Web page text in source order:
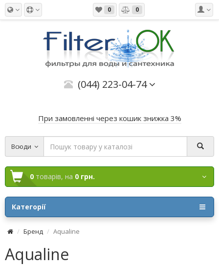
0 0
(044) 223-04-74
При замовленні через кошик знижка 3%
Всюди
0 товарів, на 0 грн.
Категорії
Бренд Aqualine
Aqualine